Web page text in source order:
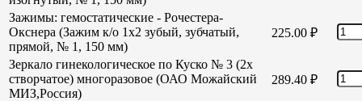
Зажимы: гемостатические - Рочестера-
Окснера (Зажим к/о 1х2 зубый, зубчатый,
прямой, № 1, 150 мм)
225.00 ₽
Зеркало гинекологическое по Куско № 3 (2х
створчатое) многоразовое (ОАО Можайский
МИЗ,Россия)
289.40 ₽